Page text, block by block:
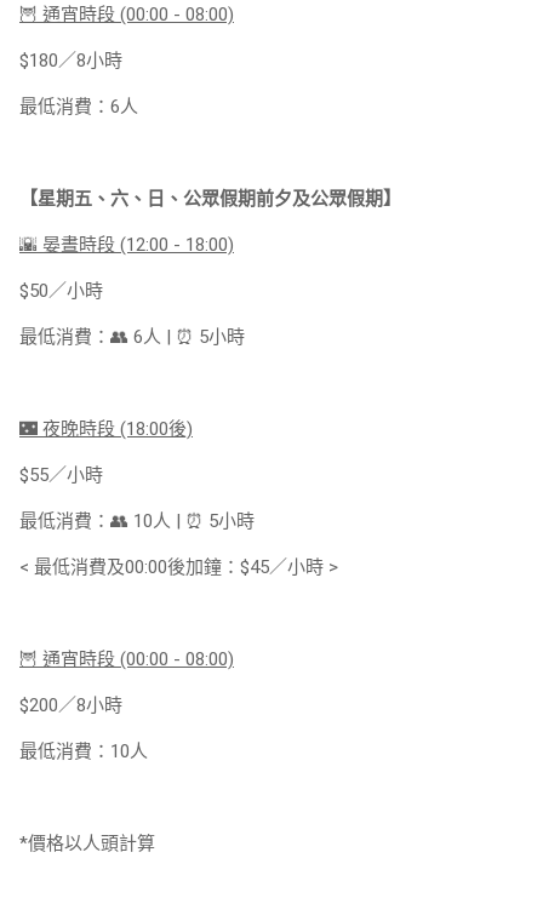
🦉 通宵時段 (00:00 - 08:00)
$180／8小時
最低消費：6人
【星期五、六、日、公眾假期前夕及公眾假期】
🌇 晏晝時段 (12:00 - 18:00)
$50／小時
最低消費：👥 6人 | ⏰ 5小時
🌃 夜晚時段 (18:00後)
$55／小時
最低消費：👥 10人 | ⏰ 5小時
< 最低消費及00:00後加鐘：$45／小時 >
🦉 通宵時段 (00:00 - 08:00)
$200／8小時
最低消費：10人
*價格以人頭計算